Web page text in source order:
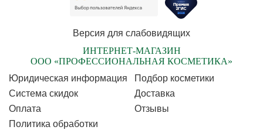
Версия для слабовидящих
ИНТЕРНЕТ-МАГАЗИН
ООО «ПРОФЕССИОНАЛЬНАЯ КОСМЕТИКА»
Юридическая информация
Подбор косметики
Cистема скидок
Доставка
Оплата
Отзывы
Политика обработки